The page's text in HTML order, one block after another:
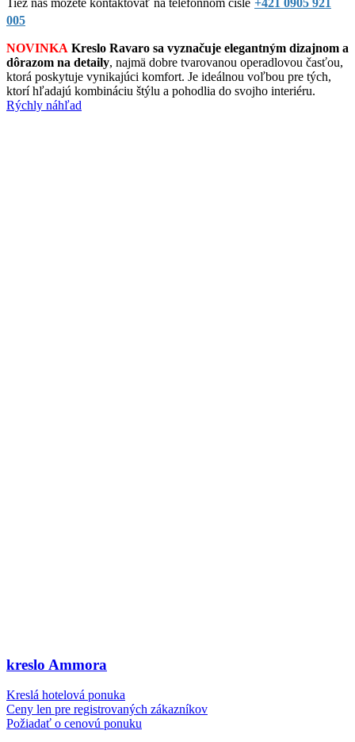
005
NOVINKA Kreslo Ravaro sa vyznačuje elegantným dizajnom a
dôrazom na detaily, najmä dobre tvarovanou operadlovou časťou,
ktorá poskytuje vynikajúci komfort. Je ideálnou voľbou pre tých,
ktorí hľadajú kombináciu štýlu a pohodlia do svojho interiéru.
Rýchly náhľad
kreslo Ammora
Kreslá hotelová ponuka
Ceny len pre registrovaných zákazníkov
Požiadať o cenovú ponuku